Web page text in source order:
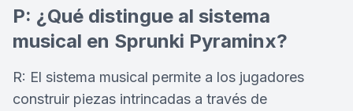
P: ¿Qué distingue al sistema
musical en Sprunki Pyraminx?
R: El sistema musical permite a los jugadores
construir piezas intrincadas a través de